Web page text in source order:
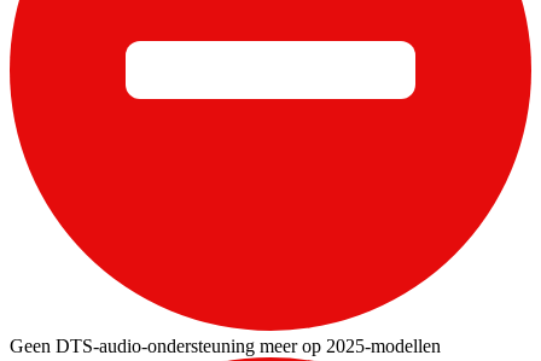
Geen DTS-audio-ondersteuning meer op 2025-modellen